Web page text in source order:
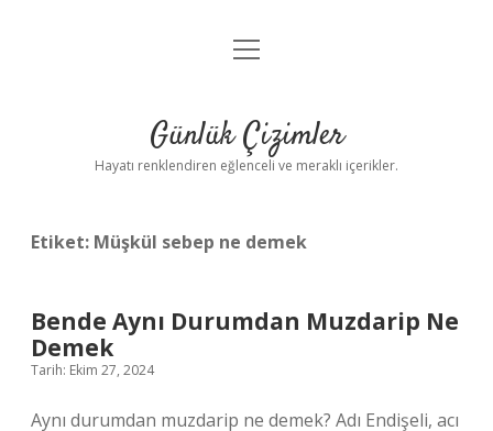
Anasayfa
Yasal Uyarı
menüyü
Günlük Çizimler
Hayatı renklendiren eğlenceli ve meraklı içerikler.
Etiket: Müşkül sebep ne demek
Bende Aynı Durumdan Muzdarip Ne
Demek
Tarih: Ekim 27, 2024
Aynı durumdan muzdarip ne demek? Adı Endişeli, acı